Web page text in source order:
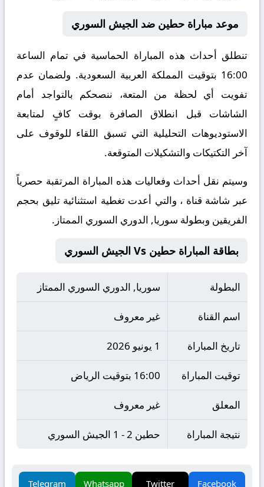
موعد مباراة حطين ضد الجيش السوري
تنطلق أحداث هذه المباراة الحماسية في تمام الساعة
16:00 بتوقيت المملكة العربية السعودية. ولضمان عدم
تفويت أي لحظة من المتعة، ننصحكم بالتواجد أمام
الشاشات قبل انطلاق الصافرة بوقت كافٍ لمتابعة
الاستوديوهات التحليلية التي تسبق اللقاء للوقوف على
آخر التكتيكات والتشكيلات المتوقعة.
​وسيتم نقل أحداث وفعاليات هذه المباراة المرتقبة حصرياً
عبر شاشة قناة ، والتي أعدت تغطية استثنائية تليق بحجم
الفريقين وبطولة سوريا, الدوري السوري الممتاز.
بطاقة المباراة حطين Vs الجيش السوري
البطولة سوريا, الدوري السوري الممتاز
اسم القناة غير معروف
تاريخ المباراة 1 يونيو 2026
توقيت المباراة 16:00 بتوقيت الرياض
المعلق غير معروف
نتيجة المباراة حطين 2 - 1 الجيش السوري
Facebook
Twitter
Whatsapp
Telegram